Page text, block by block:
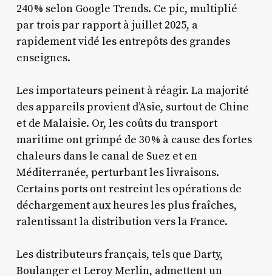
240 % selon Google Trends. Ce pic, multiplié
par trois par rapport à juillet 2025, a
rapidement vidé les entrepôts des grandes
enseignes.
Les importateurs peinent à réagir. La majorité
des appareils provient d’Asie, surtout de Chine
et de Malaisie. Or, les coûts du transport
maritime ont grimpé de 30 % à cause des fortes
chaleurs dans le canal de Suez et en
Méditerranée, perturbant les livraisons.
Certains ports ont restreint les opérations de
déchargement aux heures les plus fraîches,
ralentissant la distribution vers la France.
Les distributeurs français, tels que Darty,
Boulanger et Leroy Merlin, admettent un